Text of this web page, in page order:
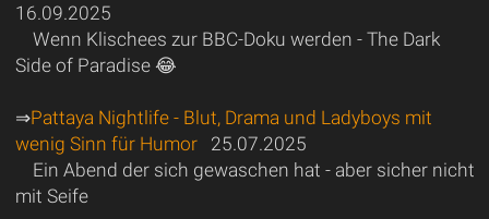
16.09.2025
Wenn Klischees zur BBC-Doku werden - The Dark
Side of Paradise 😂
⇒Pattaya Nightlife - Blut, Drama und Ladyboys mit
wenig Sinn für Humor25.07.2025
Ein Abend der sich gewaschen hat - aber sicher nicht
mit Seife